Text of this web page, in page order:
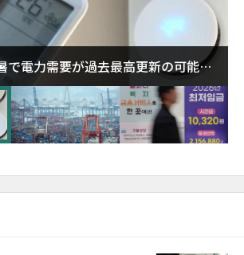
で電力需要が過去最高更新の可能性
を点検